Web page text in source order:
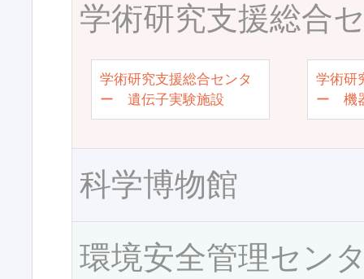
学術研究支援総合
学術研究支援総合センタ
ー 遺伝子実験施設
学術研
ー 機
科学博物館
環境安全管理セン